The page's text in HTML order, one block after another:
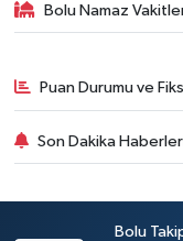
Bolu Namaz
Puan Durumu ve
Son Dakika
Bolu